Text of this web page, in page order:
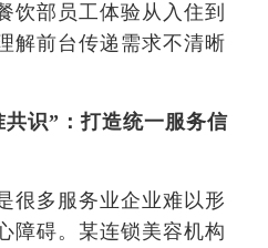
饮部员工体验从入住到
解前台传递需求不清晰
识”：打造统一服务信
很多服务业企业难以形
障碍。某连锁美容机构